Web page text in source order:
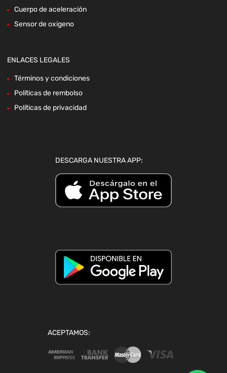
Cuerpo de aceleración
Sensor de oxigeno
ENLACES LEGALES
Términos y condiciones
Políticas de rembolso
Políticas de privacidad
DESCARGA NUESTRA APP:
ACEPTAMOS: